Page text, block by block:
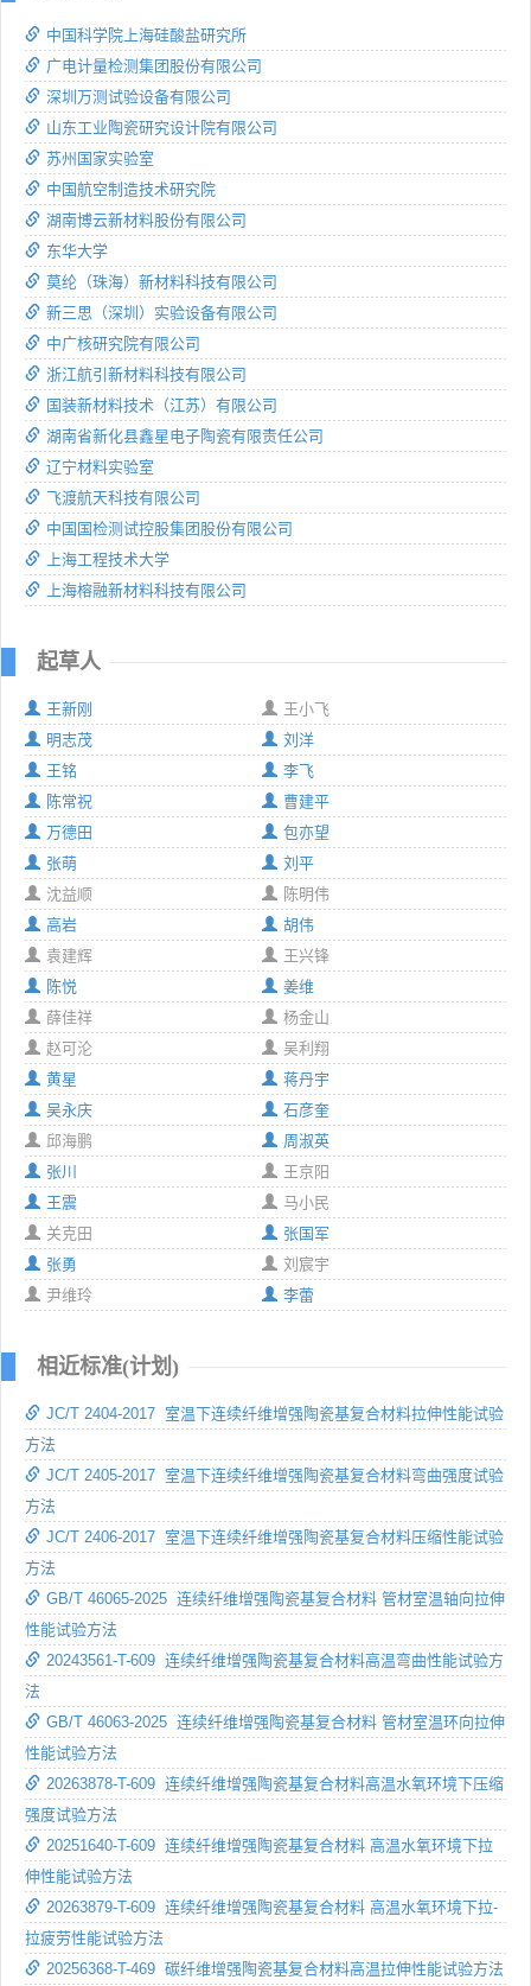
中国科学院上海硅酸盐研究所
广电计量检测集团股份有限公司
深圳万测试验设备有限公司
山东工业陶瓷研究设计院有限公司
苏州国家实验室
中国航空制造技术研究院
湖南博云新材料股份有限公司
东华大学
莫纶（珠海）新材料科技有限公司
新三思（深圳）实验设备有限公司
中广核研究院有限公司
浙江航引新材料科技有限公司
国装新材料技术（江苏）有限公司
湖南省新化县鑫星电子陶瓷有限责任公司
辽宁材料实验室
飞渡航天科技有限公司
中国国检测试控股集团股份有限公司
上海工程技术大学
上海榕融新材料科技有限公司
起草人
王新刚
王小飞
明志茂
刘洋
王铭
李飞
陈常祝
曹建平
万德田
包亦望
张萌
刘平
沈益顺
陈明伟
高岩
胡伟
袁建辉
王兴锋
陈悦
姜维
薛佳祥
杨金山
赵可沦
吴利翔
黄星
蒋丹宇
吴永庆
石彦奎
邱海鹏
周淑英
张川
王京阳
王震
马小民
关克田
张国军
张勇
刘宸宇
尹维玲
李蕾
相近标准(计划)
JC/T 2404-2017 室温下连续纤维增强陶瓷基复合材料拉伸性能试验
方法
JC/T 2405-2017 室温下连续纤维增强陶瓷基复合材料弯曲强度试验
方法
JC/T 2406-2017 室温下连续纤维增强陶瓷基复合材料压缩性能试验
方法
GB/T 46065-2025 连续纤维增强陶瓷基复合材料 管材室温轴向拉伸
性能试验方法
20243561-T-609 连续纤维增强陶瓷基复合材料高温弯曲性能试验方
法
GB/T 46063-2025 连续纤维增强陶瓷基复合材料 管材室温环向拉伸
性能试验方法
20263878-T-609 连续纤维增强陶瓷基复合材料高温水氧环境下压缩
强度试验方法
20251640-T-609 连续纤维增强陶瓷基复合材料 高温水氧环境下拉
伸性能试验方法
20263879-T-609 连续纤维增强陶瓷基复合材料 高温水氧环境下拉-
拉疲劳性能试验方法
20256368-T-469 碳纤维增强陶瓷基复合材料高温拉伸性能试验方法